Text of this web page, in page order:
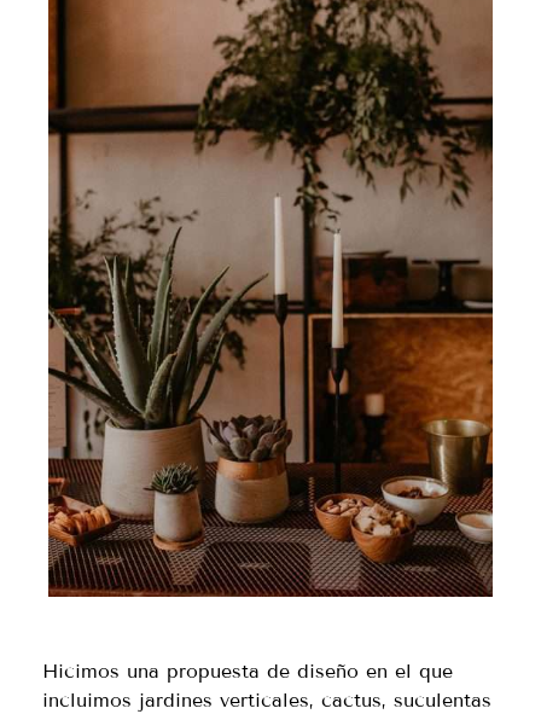
Hicimos una propuesta de diseño en el que
incluimos jardines verticales, cactus, suculentas